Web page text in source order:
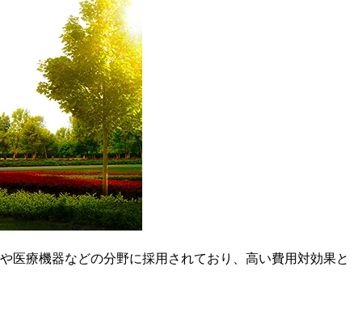
医療機器などの分野に採用されており、高い費用対効果と